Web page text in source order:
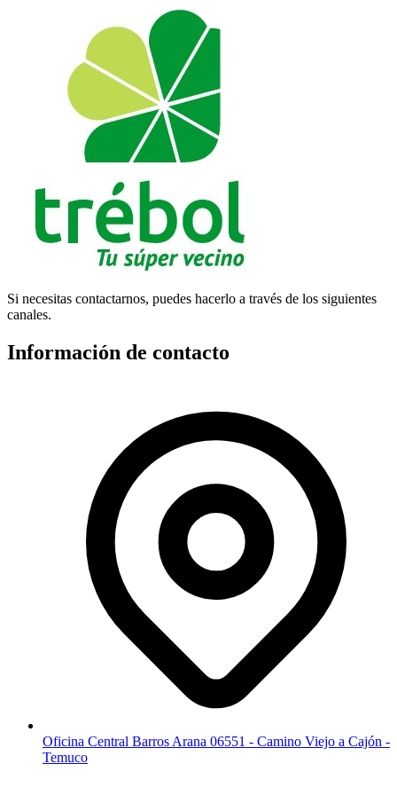
Si necesitas contactarnos, puedes hacerlo a través de los siguientes
canales.
Información de contacto
Oficina Central Barros Arana 06551 - Camino Viejo a Cajón -
Temuco